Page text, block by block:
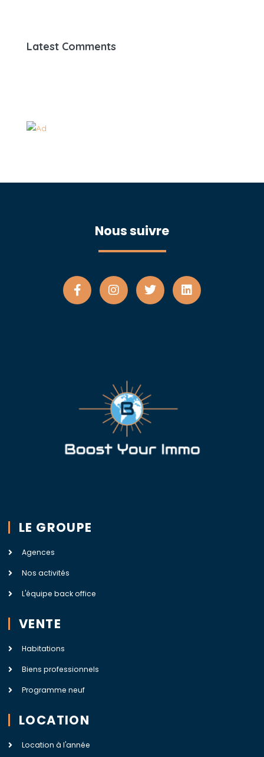
Latest Comments
Nous suivre
LE GROUPE
Agences
Nos activités
L'équipe back office
VENTE
Habitations
Biens professionnels
Programme neuf
LOCATION
Location à l'année